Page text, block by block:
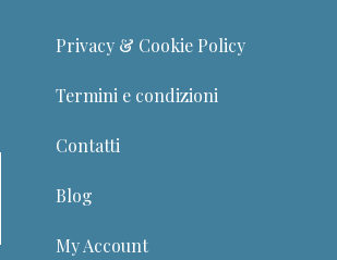
Privacy & Cookie Policy
Termini e condizioni
Contatti
Blog
My Account